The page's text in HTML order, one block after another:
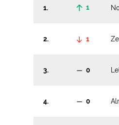
1 1
2 1
3 0
4 0